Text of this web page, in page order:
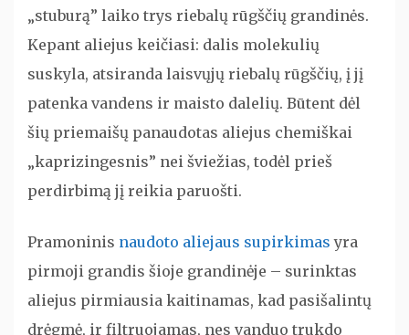
„stuburą” laiko trys riebalų rūgščių grandinės.
Kepant aliejus keičiasi: dalis molekulių
suskyla, atsiranda laisvųjų riebalų rūgščių, į jį
patenka vandens ir maisto dalelių. Būtent dėl
šių priemaišų panaudotas aliejus chemiškai
„kaprizingesnis” nei šviežias, todėl prieš
perdirbimą jį reikia paruošti.
Pramoninis naudoto aliejaus supirkimas yra
pirmoji grandis šioje grandinėje – surinktas
aliejus pirmiausia kaitinamas, kad pasišalintų
drėgmė, ir filtruojamas, nes vanduo trukdo